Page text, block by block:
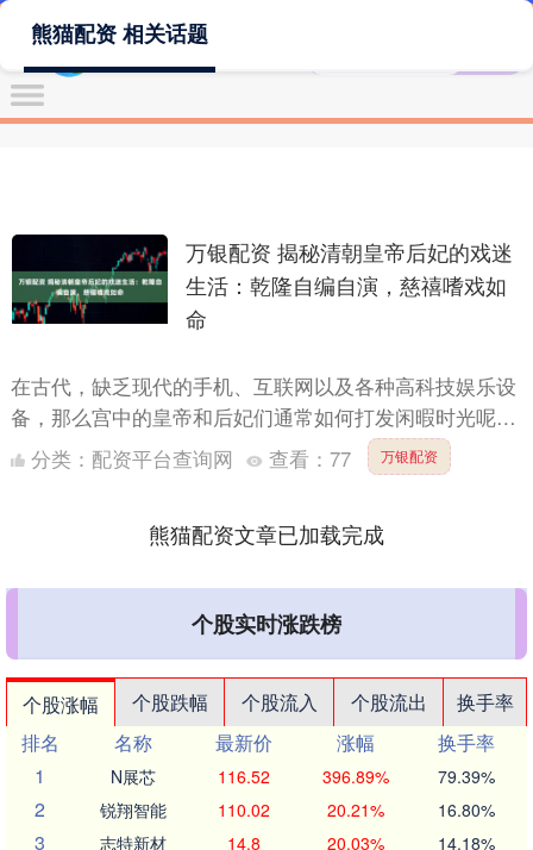
熊猫配资 相关话题
万银配资 揭秘清朝皇帝后妃的戏迷
生活：乾隆自编自演，慈禧嗜戏如
命
在古代，缺乏现代的手机、互联网以及各种高科技娱乐设
备，那么宫中的皇帝和后妃们通常如何打发闲暇时光呢？
在紫禁城的红墙蓝瓦之间，清朝的皇帝和后妃们最喜欢的
活动之一就....
分类： 配资平台查询网 查看： 77 万银配资
熊猫配资文章已加载完成
个股实时涨跌榜
个股涨幅 个股跌幅 个股流入 个股流出
换手率
排名
名称 最新价 涨幅
换手率
1
N展芯 116.52 396.89% 79.39%
2 锐翔智能 110.02 20.21% 16.80%
3 志特新材 14.8 20.03% 14.18%